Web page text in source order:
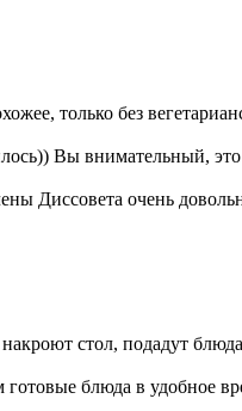
только без
Вы внимательный,
Диссовета очень
стол, подадут
блюда в удобное